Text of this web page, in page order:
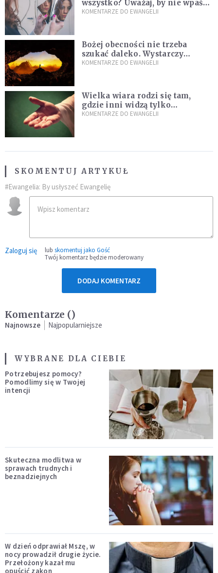
wszystko? Uważaj, by nie wpaść
w groźną pułapkę
KOMENTARZE DO EWANGELII
Bożej obecności nie trzeba
szukać daleko. Wystarczy
nauczyć się słuchać
KOMENTARZE DO EWANGELII
Wielka wiara rodzi się tam,
gdzie inni widzą tylko
przeszkody
KOMENTARZE DO EWANGELII
SKOMENTUJ ARTYKUŁ
#Ewangelia: By usłyszeć Ewangelię
Zaloguj się lub skomentuj jako Gość
Twój komentarz będzie moderowany
DODAJ KOMENTARZ
Komentarze ()
Najnowsze Najpopularniejsze
WYBRANE DLA CIEBIE
Potrzebujesz pomocy?
Pomodlimy się w Twojej
intencji
Skuteczna modlitwa w
sprawach trudnych i
beznadziejnych
W dzień odprawiał Mszę, w
nocy prowadził drugie życie.
Przełożony kazał mu
opuścić zakon